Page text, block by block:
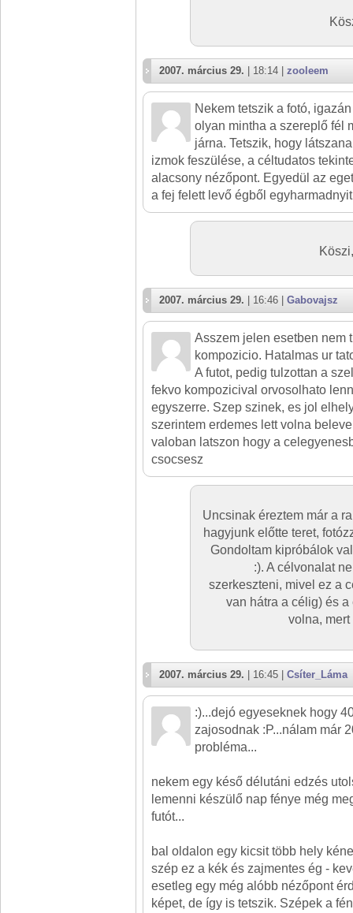
2007. március 29. | 18:14 | zooleem
Nekem tetszik a fotó,
olyan mintha a szereplő fél
járna. Tetszik, hogy
izmok feszülése, a céltudatos
alacsony nézőpont. Egyedül az
a fej felett levő égből
2007. március 29. | 16:46 | Gabovajsz
Asszem jelen esetben nem
kompozicio. Hatalmas ur
A futot, pedig tulzottan a
fekvo kompozicival orvosolhato
egyszerre. Szep szinek, es jol
szerintem erdemes lett volna
valoban latszon hogy a
csocsesz
Uncsinak éreztem már a
hagyjunk előtte teret,
Gondoltam kipróbálok
:). A célvonalat
szerkeszteni, mivel ez a
van hátra a célig) és
volna,
2007. március 29. | 16:45 | Csíter_Láma
:)...dejó egyeseknek hogy
zajosodnak :P...nálam már
probléma...
nekem egy késő délutáni edzés
lemenni készülő nap fénye még
futót...
bal oldalon egy kicsit több hely
szép ez a kék és zajmentes ég -
esetleg egy még alóbb nézőpont
képet, de így is tetszik. Szépek a